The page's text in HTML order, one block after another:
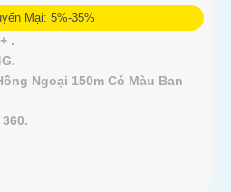
Mại: 5%-35%
.
Ngoại 150m Có Màu Ban